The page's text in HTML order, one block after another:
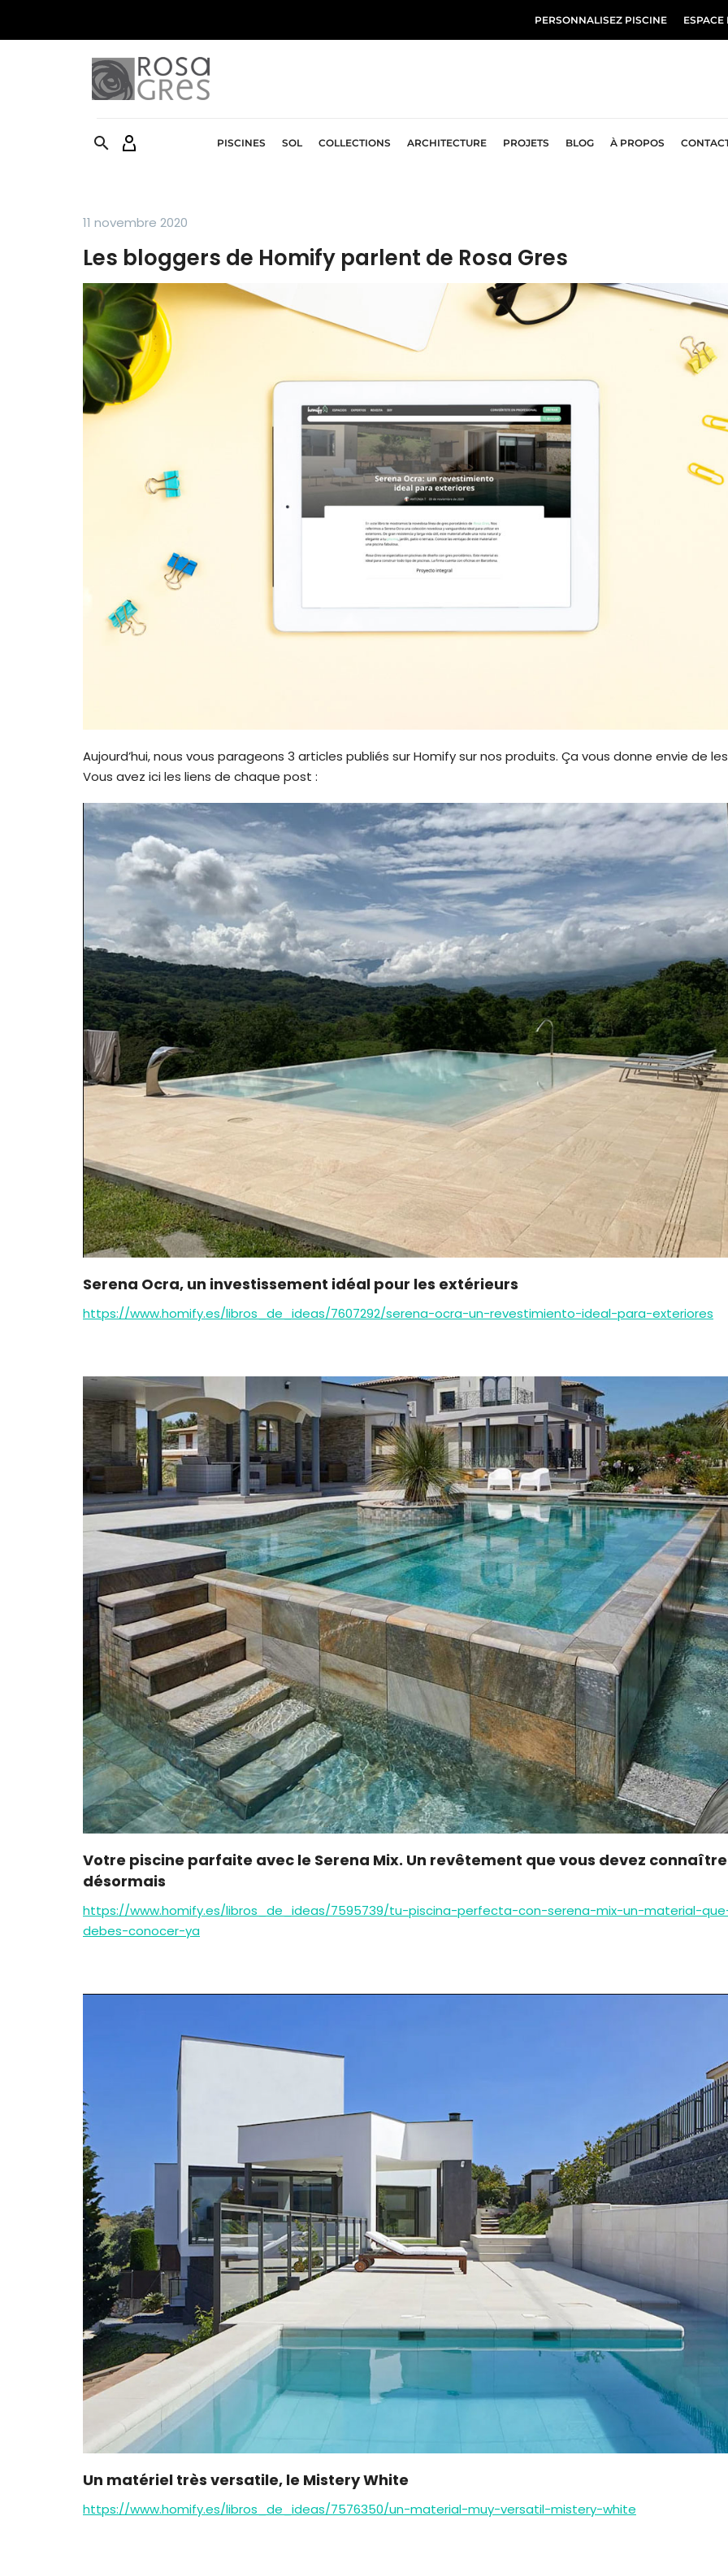
PERSONNALISEZ PISCINE

 PISCINES SOL COLLECTIONS ARCHITECTURE PROJETS BLOG À PROPOS
11 novembre 2020
Les bloggers de Homify parlent de Rosa Gres
Aujourd’hui, nous vous parageons 3 articles publiés sur Homify sur nos produits. Ça vous donne envie de
Vous avez ici les liens de chaque post :
Serena Ocra, un investissement idéal pour les extérieurs
https://www.homify.es/libros_de_ideas/7607292/serena-ocra-un-revestimiento-ideal-para-exteriores
Votre piscine parfaite avec le Serena Mix. Un revêtement que vous devez connaître
désormais
https://www.homify.es/libros_de_ideas/7595739/tu-piscina-perfecta-con-serena-mix-un-material-
debes-conocer-ya
Un matériel très versatile, le Mistery White
https://www.homify.es/libros_de_ideas/7576350/un-material-muy-versatil-mistery-white